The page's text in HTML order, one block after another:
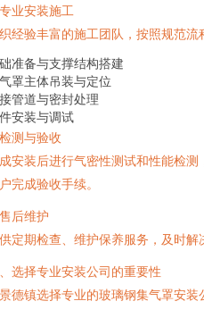
业安装施工
经验丰富的施工团队，按照规范流
准备与支撑结构搭建
罩主体吊装与定位
管道与密封处理
安装与调试
测与验收
安装后进行气密性测试和性能检
完成验收手续。
后维护
定期检查、维护保养服务，及时解
选择专业安装公司的重要性
德镇选择专业的玻璃钢集气罩安装